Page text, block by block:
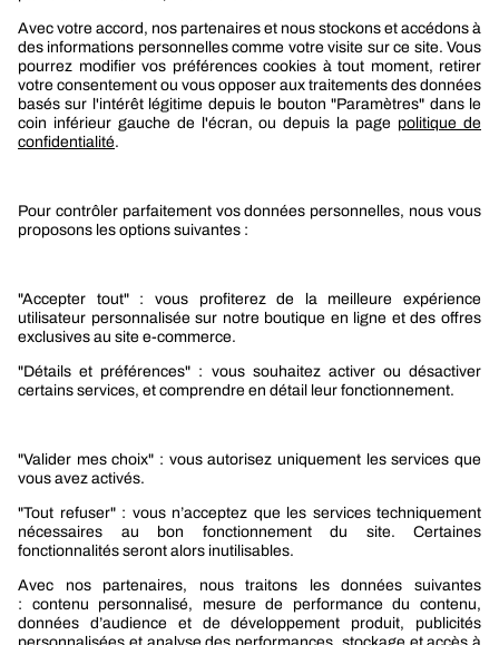
Berner
Boutique Berner
Boutique Berner Industry Services
Le groupe Berner
Nos produits
Sélection produits automobile
Sélection produits bâtiment
Promotions
Nouveautés mobilité
Nouveautés construction
CARRIÈRES
NOTRE OFFRE